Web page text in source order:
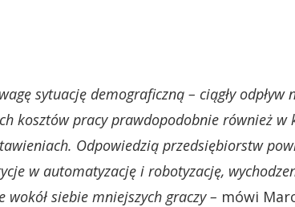
sytuację demograficzną – ciągły
kosztów pracy prawdopodobnie również
Odpowiedzią przedsiębiorstw
w automatyzację i robotyzację,
wokół siebie mniejszych graczy – mówi